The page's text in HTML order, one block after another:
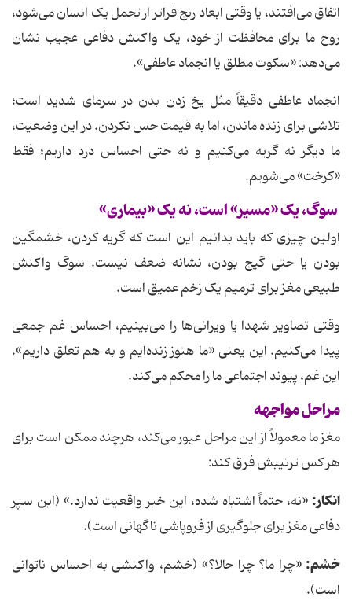
اتفاق می‌افتند، یا وقتی ابعاد رنج فراتر از تحمل یک انسان می‌شود،
روح ما برای محافظت از خود، یک واکنش دفاعی عجیب نشان
می‌دهد: «سکوت مطلق یا انجماد عاطفی».
انجماد عاطفی دقیقاً مثل یخ زدن بدن در سرمای شدید است؛
تلاشی برای زنده ماندن، اما به قیمت حس نکردن. در این وضعیت،
ما دیگر نه گریه می‌کنیم و نه حتی احساس درد داریم؛ فقط
«کرخت» می‌شویم.
سوگ، یک «مسیر» است، نه یک «بیماری»
اولین چیزی که باید بدانیم این است که گریه کردن، خشمگین
بودن یا حتی گیج بودن، نشانه ضعف نیست. سوگ واکنش
طبیعی مغز برای ترمیم یک زخم عمیق است.
وقتی تصاویر شهدا یا ویرانی‌ها را می‌بینیم، احساس غم جمعی
پیدا می‌کنیم. این یعنی «ما هنوز زنده‌ایم و به هم تعلق داریم».
این غم، پیوند اجتماعی ما را محکم می‌کند.
مراحل مواجهه
مغز ما معمولاً از این مراحل عبور می‌کند، هرچند ممکن است برای
هر کس ترتیبش فرق کند:
انکار: «نه، حتماً اشتباه شده، این خبر واقعیت ندارد.» (این سپر
دفاعی مغز برای جلوگیری از فروپاشی ناگهانی است).
خشم: «چرا ما؟ چرا حالا؟» (خشم، واکنشی به احساس ناتوانی
است).